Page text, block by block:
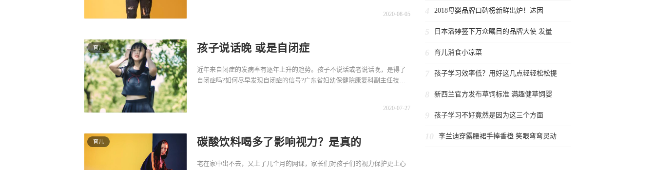
2020-08-05
育儿 孩子说话晚 或是自闭症
近年来自闭症的发病率有逐年上升的趋势。孩子不说话或者说话晚，是得了
自闭症吗?如何尽早发现自闭症的信号?广东省妇幼保健院康复科副主任技师
2020-07-27
育儿 碳酸饮料喝多了影响视力？是真的
宅在家中出不去，又上了几个月的网课，家长们对孩子们的视力保护更上心
2018母婴品牌口碑榜新鲜出炉！达因
日本潘婷签下万众瞩目的品牌大使 发量
育儿消食小凉菜
孩子学习效率低？用好这几点轻轻松松提
新西兰官方发布草饲标准 满趣健草饲婴
孩子学习不好竟然是因为这三个方面
李兰迪穿露腰裙手捧香橙 笑眼弯弯灵动